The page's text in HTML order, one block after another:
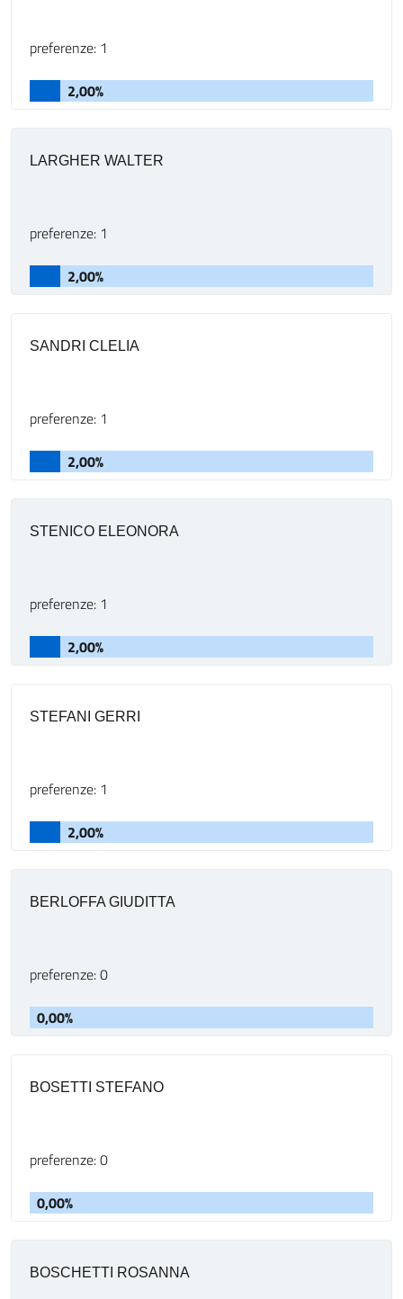
preferenze: 1
2,00%
LARGHER WALTER
preferenze: 1
2,00%
SANDRI CLELIA
preferenze: 1
2,00%
STENICO ELEONORA
preferenze: 1
2,00%
STEFANI GERRI
preferenze: 1
2,00%
BERLOFFA GIUDITTA
preferenze: 0
0,00%
BOSETTI STEFANO
preferenze: 0
0,00%
BOSCHETTI ROSANNA